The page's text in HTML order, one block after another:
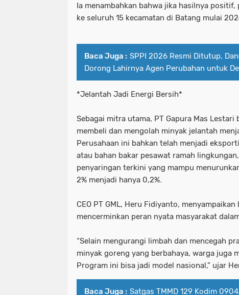
Ia menambahkan bahwa jika hasilnya
ke seluruh 15 kecamatan di Batang mulai
Baca Juga : SPPI 2026 Resmi Ditutup,
Dorong Lahirnya Agen Perubahan untuk
*Jelantah Jadi Energi Bersih*
Sebagai mitra utama, PT Gapura Mas
membeli dan mengolah minyak jelantah
Perusahaan ini bahkan telah menjadi
atau bahan bakar pesawat ramah
penyaringan terkini yang mampu
2% menjadi hanya 0,2%.
CEO PT GML, Heru Fidiyanto,
mencerminkan peran nyata masyarakat
“Selain mengurangi limbah dan mencegah
minyak goreng yang berbahaya, warga juga
Program ini bisa jadi model nasional,” ujar
Baca Juga : Satgas TMMD 129 Kodim